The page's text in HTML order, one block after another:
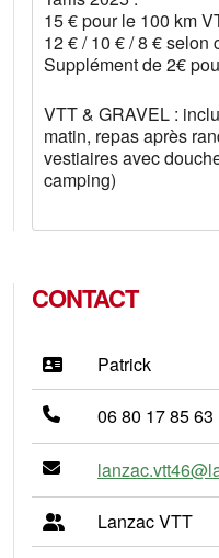
15 € pour le 100 km
12 € / 10 € / 8 €
Supplément de 2€
VTT & GRAVEL :
matin, repas après
vestiaires avec
camping)
CONTACT
Patrick
06 80 17 85 63
Lanzac VTT